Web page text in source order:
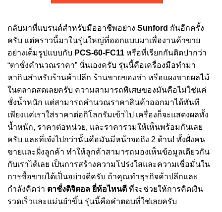
กลับมาที่แบรนด์สำหรับมืออาชีพอย่าง Sunford กันอีกครั้ง
ครับ แต่คราวนี้มาในรุ่นใหญ่ที่ออกแบบมาเพื่องานค้าขาย
อย่างเต็มรูปแบบกับ PCS-60-FC11 หรือที่เรียกกันติดปากว่า
“ตาชั่งคำนวณราคา” นั่นเองครับ รุ่นนี้คือเครื่องมือทำมา
หากินสำหรับร้านค้าปลีก ร้านขายของชำ หรือแผงขายผลไม้
ในตลาดสดเลยครับ ความสามารถพิเศษของมันคือไม่ใช่แค่
ชั่งน้ำหนัก แต่สามารถคำนวณราคาสินค้าออกมาได้ทันที
เพียงแค่เราใส่ราคาต่อกิโลกรัมเข้าไป เครื่องก็จะแสดงผลทั้ง
น้ำหนัก, ราคาต่อหน่วย, และราคารวมให้เห็นพร้อมกันเลย
ครับ และที่เจ๋งไปกว่านั้นคือมันมีหน้าจอถึง 2 ด้าน! ทั้งฝั่งคน
ขายและฝั่งลูกค้า ทำให้ลูกค้าสามารถมองเห็นข้อมูลเดียวกัน
กับเราได้เลย เป็นการสร้างความโปร่งใสและความเชื่อมั่นใน
การซื้อขายได้เป็นอย่างดีครับ ถ้าคุณทำธุรกิจค้าปลีกและ
กำลังคิดว่า ตาชั่งดิจิตอล ยี่ห้อไหนดี ที่จะช่วยให้การคิดเงิน
รวดเร็วและแม่นยำขึ้น รุ่นนี้คือคำตอบที่ใช่เลยครับ